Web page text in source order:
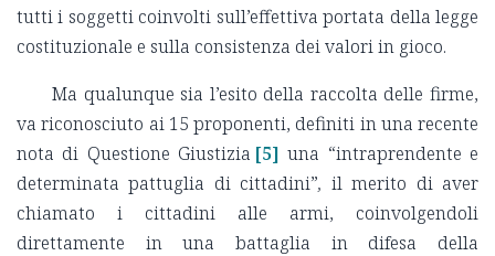
tutti i soggetti coinvolti sull’effettiva portata della legge
costituzionale e sulla consistenza dei valori in gioco.
Ma qualunque sia l’esito della raccolta delle firme,
va riconosciuto ai 15 proponenti, definiti in una recente
nota di Questione Giustizia [5] una “intraprendente e
determinata pattuglia di cittadini”,il merito di aver
chiamato i cittadini alle armi, coinvolgendoli
direttamente in una battaglia in difesa della